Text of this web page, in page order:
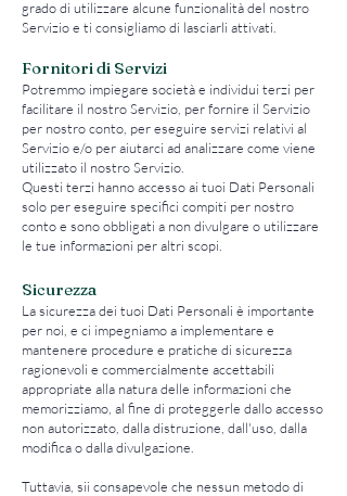
grado di utilizzare alcune funzionalità del nostro
Servizio e ti consigliamo di lasciarli attivati.
Fornitori di Servizi
Potremmo impiegare società e individui terzi per
facilitare il nostro Servizio, per fornire il Servizio
per nostro conto, per eseguire servizi relativi al
Servizio e/o per aiutarci ad analizzare come viene
utilizzato il nostro Servizio.
Questi terzi hanno accesso ai tuoi Dati Personali
solo per eseguire specifici compiti per nostro
conto e sono obbligati a non divulgare o utilizzare
le tue informazioni per altri scopi.
Sicurezza
La sicurezza dei tuoi Dati Personali è importante
per noi, e ci impegniamo a implementare e
mantenere procedure e pratiche di sicurezza
ragionevoli e commercialmente accettabili
appropriate alla natura delle informazioni che
memorizziamo, al fine di proteggerle dallo accesso
non autorizzato, dalla distruzione, dall'uso, dalla
modifica o dalla divulgazione.
Tuttavia, sii consapevole che nessun metodo di